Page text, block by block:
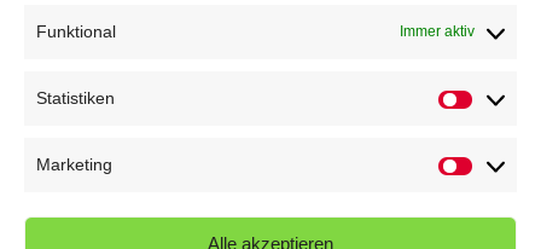
Funktional Immer aktiv
Statistiken
Marketing
Alle akzeptieren
Schnuppertag
Kindersportfest